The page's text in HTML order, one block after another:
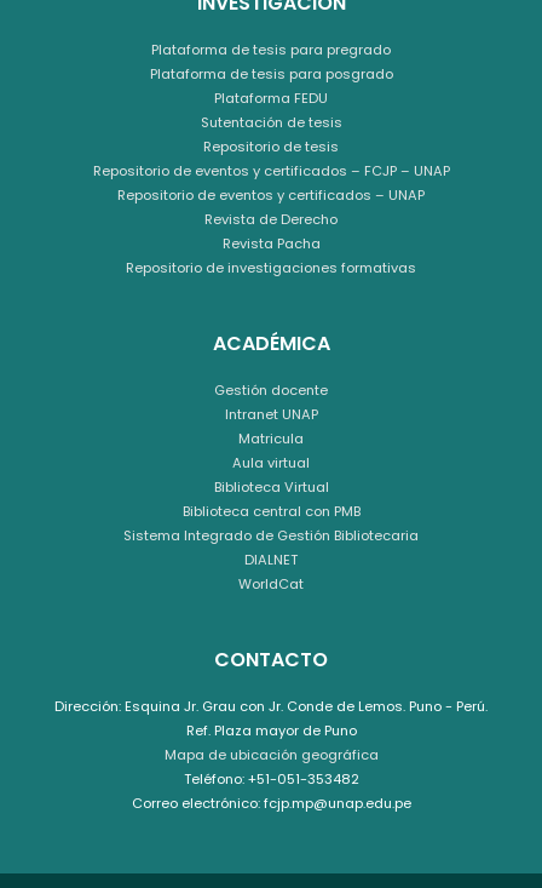
Plataforma de tesis para pregrado
Plataforma de tesis para posgrado
Plataforma FEDU
Sutentación de tesis
Repositorio de tesis
Repositorio de eventos y certificados – FCJP – UNAP
Repositorio de eventos y certificados – UNAP
Revista de Derecho
Revista Pacha
Repositorio de investigaciones formativas
ACADÉMICA
Gestión docente
Intranet UNAP
Matricula
Aula virtual
Biblioteca Virtual
Biblioteca central con PMB
Sistema Integrado de Gestión Bibliotecaria
DIALNET
WorldCat
CONTACTO
Dirección: Esquina Jr. Grau con Jr. Conde de Lemos. Puno - Perú.
Ref. Plaza mayor de Puno
Mapa de ubicación geográfica
Teléfono: +51-051-353482
Correo electrónico: fcjp.mp@unap.edu.pe